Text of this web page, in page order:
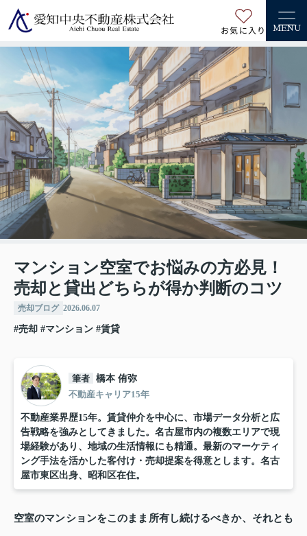
お気に入り MENU
マンション空室でお悩みの方必見！
売却と貸出どちらが得か判断のコツ
売却ブログ 2026.06.07
#売却 #マンション #賃貸
筆者 橋本 侑弥
不動産キャリア15年
不動産業界歴15年。賃貸仲介を中心に、市場データ分析と広
告戦略を強みとしてきました。名古屋市内の複数エリアで現
場経験があり、地域の生活情報にも精通。最新のマーケティ
ング手法を活かした客付け・売却提案を得意とします。名古
屋市東区出身、昭和区在住。
空室のマンションをこのまま所有し続けるべきか、それとも